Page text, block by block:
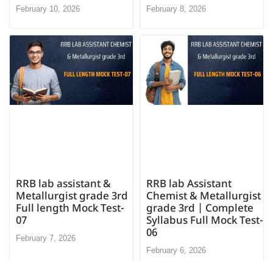
February 10, 2026 February 8, 2026
RRB lab assistant &
Metallurgist grade 3rd
Full length Mock Test-
07
February 7, 2026
RRB lab Assistant
Chemist & Metallurgist
grade 3rd | Complete
Syllabus Full Mock Test-
06
February 6, 2026